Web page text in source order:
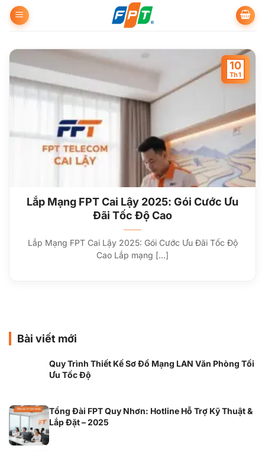
qua
dung
Lắp Mạng FPT Cai Lậy 2025: Gói Cước Ưu
Đãi Tốc Độ Cao
Lắp Mạng FPT Cai Lậy 2025: Gói Cước Ưu Đãi Tốc Độ
Cao Lắp mạng [...]
10
Th1
Bài viết mới
Quy Trình Thiết Kế Sơ Đồ Mạng LAN Văn Phòng Tối
Ưu Tốc Độ
Tổng Đài FPT Quy Nhơn: Hotline Hỗ Trợ Kỹ Thuật &
Lắp Đặt – 2025